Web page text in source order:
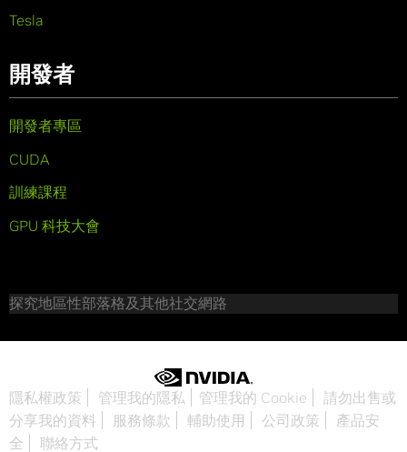
Tesla
開發者
開發者專區
CUDA
訓練課程
GPU 科技大會
探究地區性部落格及其他社交網路
隱私權政策 管理我的隱私 管理我的 Cookie
請勿出售或
分享我的資料
服務條款 輔助使用 公司政策
產品安
全
聯絡方式